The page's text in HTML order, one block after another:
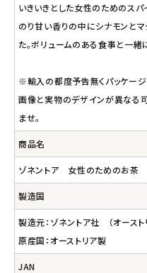
いきいきとした女性のためのスパ
のり甘い香りの中にシナモンとマ
た。ボリュームのある食事と一緒
※輸入の都度予告無くパッケー
画像と実物のデザインが異なる
ませ。
商品名
ゾネントア 女性のためのお茶
製造国
製造元：ゾネントア社 （オースト
原産国：オーストリア製
JAN